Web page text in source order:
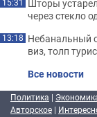
15:31 Шторы
через стекло
13:18 Небанальный
виз, толп
Все новости
Политика |
Авторское |